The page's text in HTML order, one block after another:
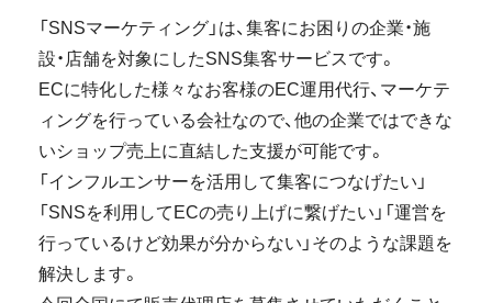
「SNSマーケティング」は、集客にお困りの企業・施
設・店舗を対象にしたSNS集客サービスです。
ECに特化した様々なお客様のEC運用代行、マーケテ
ィングを行っている会社なので、他の企業ではできな
いショップ売上に直結した支援が可能です。
「インフルエンサーを活用して集客につなげたい」
「SNSを利用してECの売り上げに繋げたい」「運営を
行っているけど効果が分からない」そのような課題を
解決します。